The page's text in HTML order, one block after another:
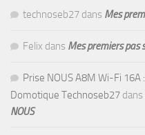
technoseb27 dans Mes
Felix dans Mes premiers pas
Prise NOUS A8M Wi-Fi
Domotique Technoseb27 dans
NOUS